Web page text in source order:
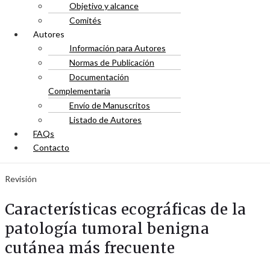
Objetivo y alcance
Comités
Autores
Información para Autores
Normas de Publicación
Documentación
Complementaria
Envío de Manuscritos
Listado de Autores
FAQs
Contacto
Revisión
Características ecográficas de la
patología tumoral benigna
cutánea más frecuente